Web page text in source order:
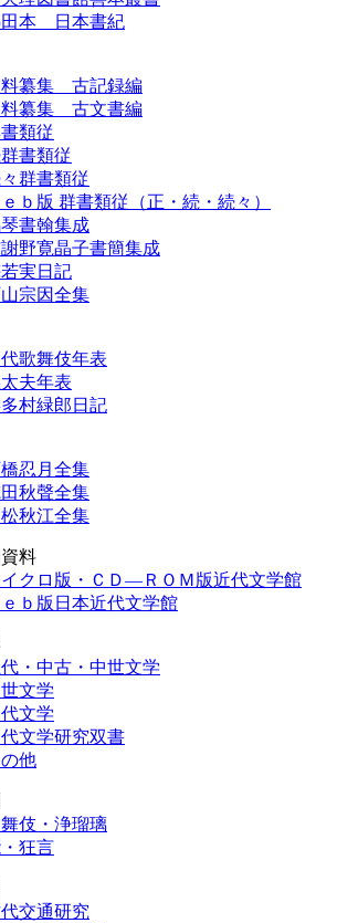
本 日本書紀
料纂集 古記録編
料纂集 古文書編
類従
書類従
群書類従
ｂ版 群書類従（正・続・続々）
書翰集成
野寛晶子書簡集成
実日記
宗因全集
歌舞伎年表
夫年表
村緑郎日記
忍月全集
秋聲全集
秋江全集
料
クロ版・ＣＤ―ＲＯＭ版近代文学館
ｂ版日本近代文学館
代・中古・中世文学
文学
文学
文学研究双書
他
伎・浄瑠璃
狂言
交通研究